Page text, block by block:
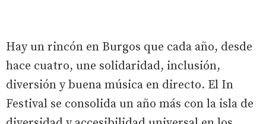
Hay un rincón en Burgos que cada año, desde
hace cuatro, une solidaridad, inclusión,
diversión y buena música en directo. El In
Festival se consolida un año más con la isla de